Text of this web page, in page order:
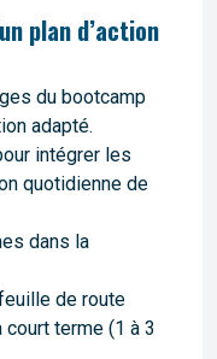
plan d’action
du bootcamp
adapté.
intégrer les
quotidienne de
dans la
de route
terme (1 à 3